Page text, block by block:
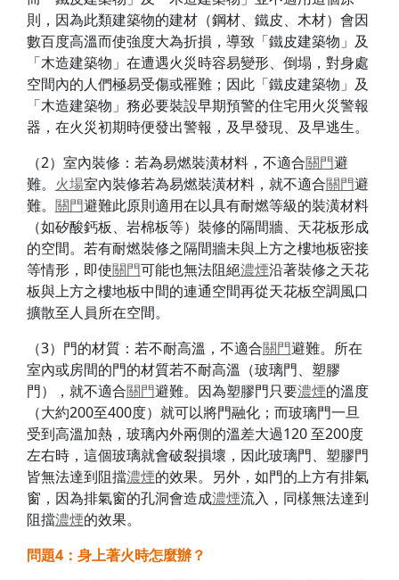
則，因為此類建築物的建材（鋼材、鐵皮、木材）會因
數百度高溫而使強度大為折損，導致「鐵皮建築物」及
「木造建築物」在遭遇火災時容易變形、倒塌，對身處
空間內的人們極易受傷或罹難；因此「鐵皮建築物」及
「木造建築物」務必要裝設早期預警的住宅用火災警報
器，在火災初期時便發出警報，及早發現、及早逃生。
（2）室內裝修：若為易燃裝潢材料，不適合關門避
難。 火場室內裝修若為易燃裝潢材料，就不適合關門避
難。 關門避難此原則適用在以具有耐燃等級的裝潢材料
（如矽酸鈣板、岩棉板等）裝修的隔間牆、天花板形成
的空間。若有耐燃裝修之隔間牆未與上方之樓地板密接
等情形，即使關門可能也無法阻絕濃煙沿著裝修之天花
板與上方之樓地板中間的連通空間再從天花板空調風口
擴散至人員所在空間。
（3）門的材質：若不耐高溫，不適合關門避難。所在
室內或房間的門的材質若不耐高溫（玻璃門、塑膠
門），就不適合關門避難。因為塑膠門只要濃煙的溫度
（大約200至400度）就可以將門融化；而玻璃門一旦
受到高溫加熱，玻璃內外兩側的溫差大過120 至200度
左右時，這個玻璃就會破裂損壞，因此玻璃門、塑膠門
皆無法達到阻擋濃煙的效果。另外，如門的上方有排氣
窗，因為排氣窗的孔洞會造成濃煙流入，同樣無法達到
阻擋濃煙的效果。
問題4：身上著火時怎麼辦？